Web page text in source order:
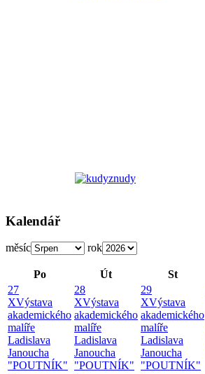
Kalendář
měsíc rok
Po Út St
27
XVýstava
akademického
malíře
Ladislava
Janoucha
"POUTNÍK"
28
XVýstava
akademického
malíře
Ladislava
Janoucha
"POUTNÍK"
29
XVýstava
akademického
malíře
Ladislava
Janoucha
"POUTNÍK"